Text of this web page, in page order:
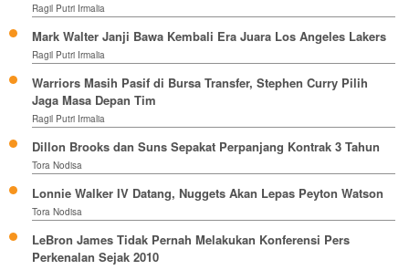
Ragil Putri Irmalia
Mark Walter Janji Bawa Kembali Era Juara Los Angeles Lakers
Ragil Putri Irmalia
Warriors Masih Pasif di Bursa Transfer, Stephen Curry Pilih
Jaga Masa Depan Tim
Ragil Putri Irmalia
Dillon Brooks dan Suns Sepakat Perpanjang Kontrak 3 Tahun
Tora Nodisa
Lonnie Walker IV Datang, Nuggets Akan Lepas Peyton Watson
Tora Nodisa
LeBron James Tidak Pernah Melakukan Konferensi Pers
Perkenalan Sejak 2010